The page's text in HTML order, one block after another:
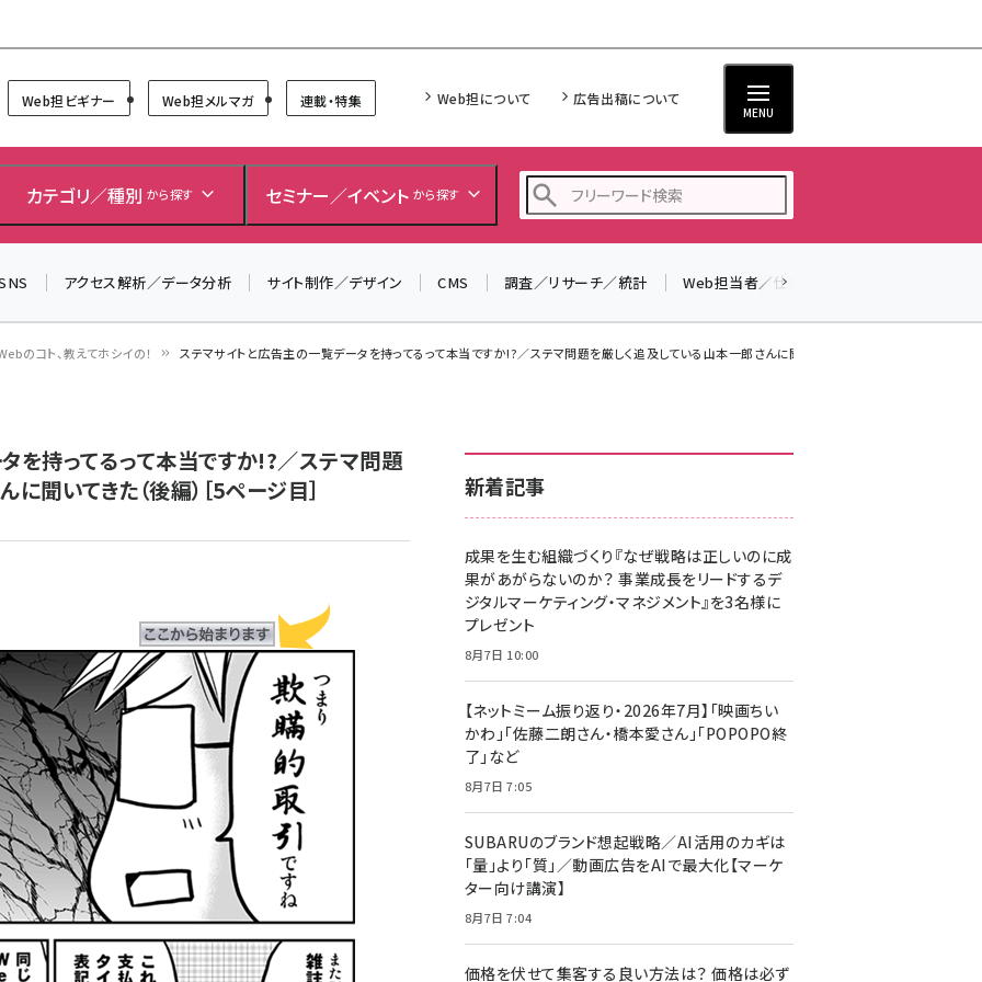
Web担ビギナー Web担メルマガ 連載・特集 Web担について 広告出稿について
MENU
カテゴリ／種別 から探す セミナー／イベント から探す
ai (2811)
z世代 (1623)
meo (1277)
llmo (1166)
アクセス解析／データ分析 サイト制作／デザイン CMS 調査／リサーチ／統計 Web担当者／仕事
のコト、教えてホシイの！ ステマサイトと広告主の一覧データを持ってるって本当ですか!?／ステマ問題を厳しく追及している山本一郎さんに聞いてきた（後...
を持ってるって本当ですか!?／ステマ問題
聞いてきた（後編）［5ページ目］
新着記事
成果を生む組織づくり『なぜ戦略は正しいのに成
果があがらないのか？ 事業成長をリードするデ
ジタルマーケティング・マネジメント』を3名様に
プレゼント
8月7日 10:00
【ネットミーム振り返り・2026年7月】「映画ちい
かわ」「佐藤二朗さん・橋本愛さん」「POPOPO終
了」など
8月7日 7:05
SUBARUのブランド想起戦略／AI活用のカギは
「量」より「質」／動画広告をAIで最大化【マーケ
ター向け講演】
8月7日 7:04
価格を伏せて集客する良い方法は？ 価格は必ず